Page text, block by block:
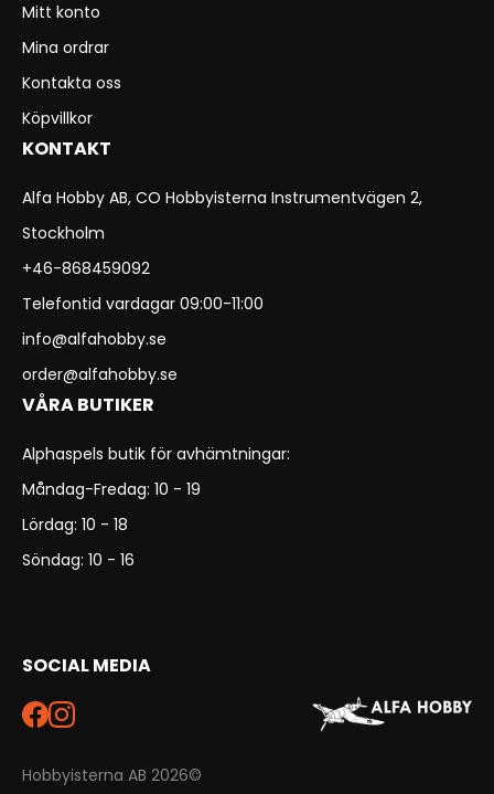
Mitt konto
Mina ordrar
Kontakta oss
Köpvillkor
KONTAKT
Alfa Hobby AB, CO Hobbyisterna Instrumentvägen 2,
Stockholm
+46-868459092
Telefontid vardagar 09:00-11:00
info@alfahobby.se
order@alfahobby.se
VÅRA BUTIKER
Alphaspels butik för avhämtningar:
Måndag-Fredag: 10 - 19
Lördag: 10 - 18
Söndag: 10 - 16
SOCIAL MEDIA
Hobbyisterna AB 2026©